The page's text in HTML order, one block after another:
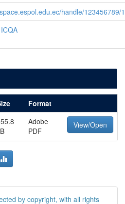
handle/123456789/
Format
Adobe
PDF
View/Open
by copyright, with all rights